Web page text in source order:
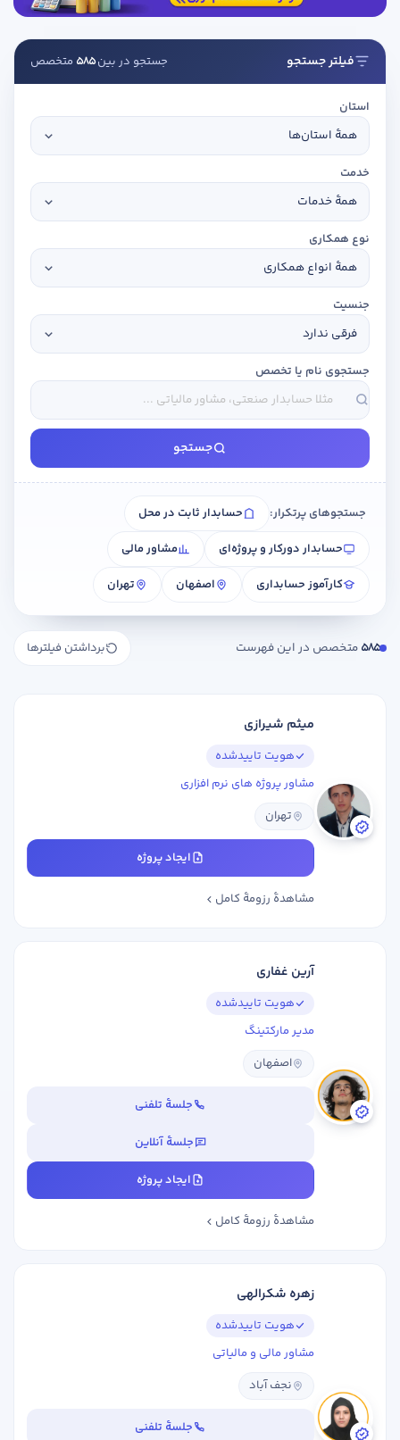
فیلتر جستجو جستجو در بین585 متخصص
استان
خدمت
نوع همکاری
جنسیت
جستجوی نام یا تخصص
جستجو
جستجوهای پرتکرار:
حسابدار ثابت در محل
حسابدار دورکار و پروژه‌ای
مشاور مالی
کارآموز حسابداری
اصفهان تهران
585متخصص در این فهرست برداشتن فیلترها
میثم شیرازی
هویت تاییدشده
مشاور پروژه های نرم افزاری
تهران
ایجاد پروژه
مشاهدهٔ رزومهٔ کامل
آرین غفاری
هویت تاییدشده
مدیر مارکتینگ
اصفهان
جلسهٔ تلفنی
جلسهٔ آنلاین
ایجاد پروژه
مشاهدهٔ رزومهٔ کامل
زهره شکرالهی
هویت تاییدشده
مشاور مالی و مالیاتی
نجف آباد
جلسهٔ تلفنی